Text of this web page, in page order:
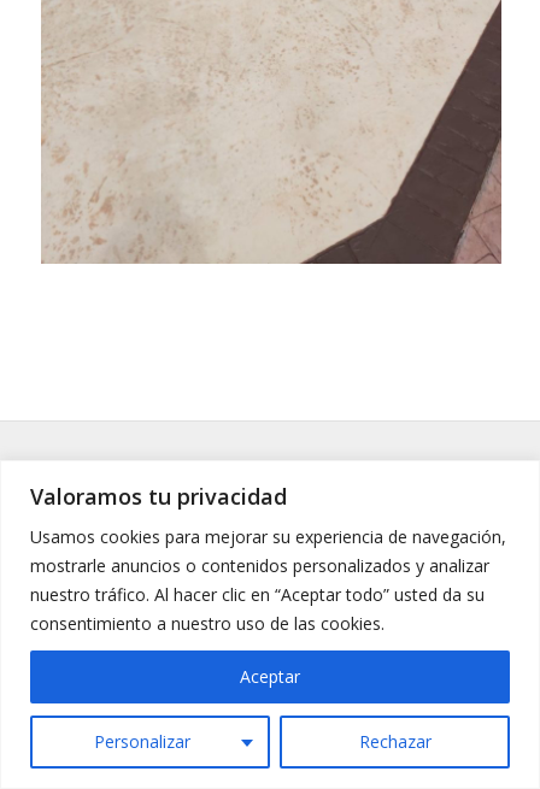
Valoramos tu privacidad
Usamos cookies para mejorar su experiencia de navegación,
mostrarle anuncios o contenidos personalizados y analizar
nuestro tráfico. Al hacer clic en “Aceptar todo” usted da su
consentimiento a nuestro uso de las cookies.
Personalizar Rechazar
Aceptar
PIDE AHORA
PRESUPUESTO SIN
COMPROMISO
Llamar Ahora Whatsapp